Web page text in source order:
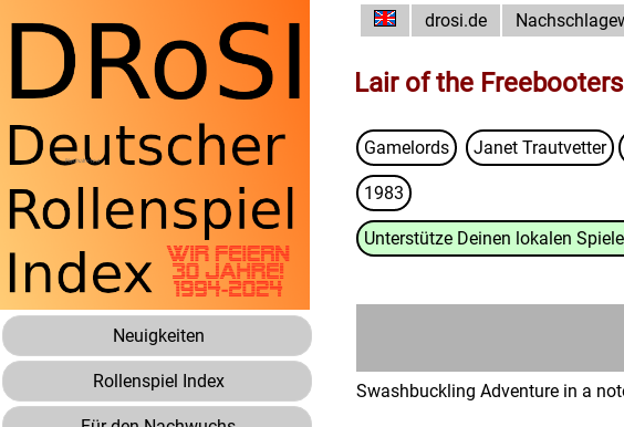
Neuigkeiten
Rollenspiel Index
drosi.de
Lair of the
Gamelords Janet Trautvetter
1983
Unterstütze Deinen lokalen
Swashbuckling Adventure in a